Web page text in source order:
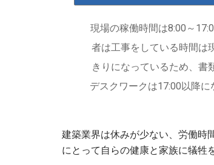
現場の稼働時間は8:00～
者は工事をしている時間は
きりになっているため、書
デスクワークは17:00以降に
建築業界は休みが少ない、労働時
にとって自らの健康と家族に犠牲